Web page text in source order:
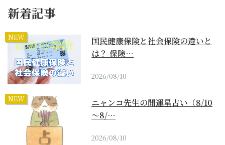
新着記事
NEW
国民健康保険と社会保険の違いと
は？ 保険…
2026/08/10
NEW
ニャンコ先生の開運星占い（8/10
～8/…
2026/08/10